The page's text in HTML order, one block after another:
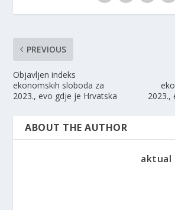
PREVIOUS
Objavljen indeks
ekonomskih sloboda za
2023., evo gdje je Hrvatska
2023.,
ABOUT THE AUTHOR
aktual